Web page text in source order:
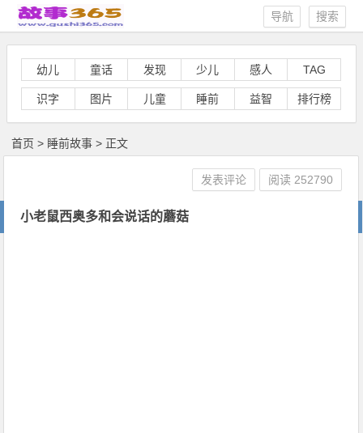
搜索
导航
幼儿 童话 发现 少儿 感人 TAG
识字 图片 儿童 睡前 益智 排行榜
首页 > 睡前故事 > 正文
小老鼠西奥多和会说话的蘑菇
发表评论 阅读 252790